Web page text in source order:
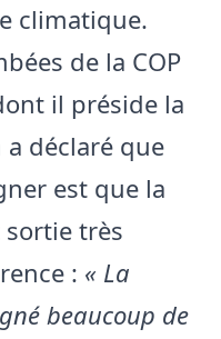
climatique.
de la COP
il préside la
déclaré que
est que la
sortie très
: « La
beaucoup de